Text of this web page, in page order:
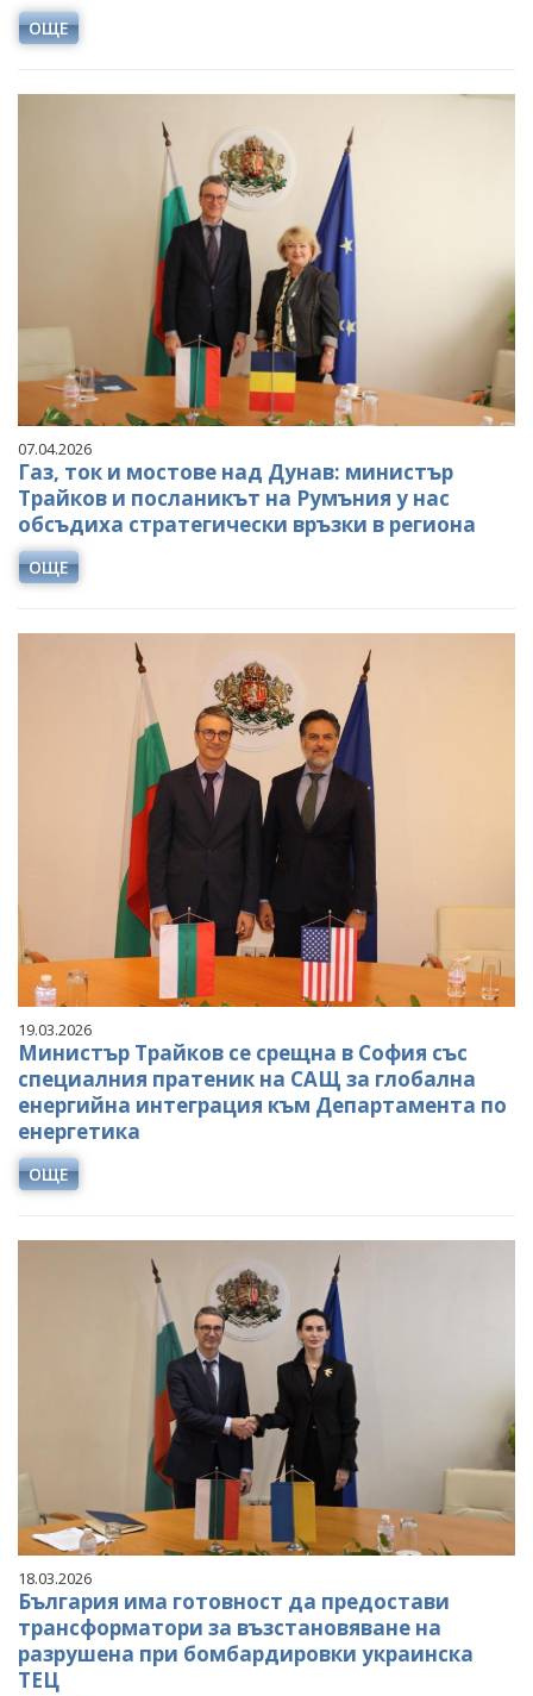
ОЩЕ
07.04.2026
Газ, ток и мостове над Дунав: министър
Трайков и посланикът на Румъния у нас
обсъдиха стратегически връзки в региона
ОЩЕ
19.03.2026
Министър Трайков се срещна в София със
специалния пратеник на САЩ за глобална
енергийна интеграция към Департамента по
енергетика
ОЩЕ
18.03.2026
България има готовност да предостави
трансформатори за възстановяване на
разрушена при бомбардировки украинска
ТЕЦ